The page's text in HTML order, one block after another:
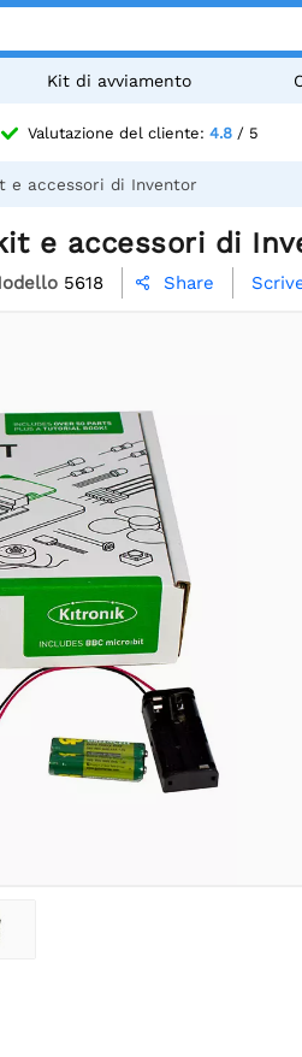
Kit di avviamento
Valutazione del cliente: 4.8/ 5
e accessori di Inventor
e accessori di
5618  Share